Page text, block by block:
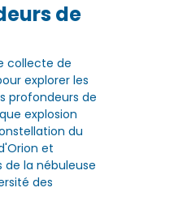
de
collecte de
explorer les
profondeurs de
explosion
du
et
de la nébuleuse
des